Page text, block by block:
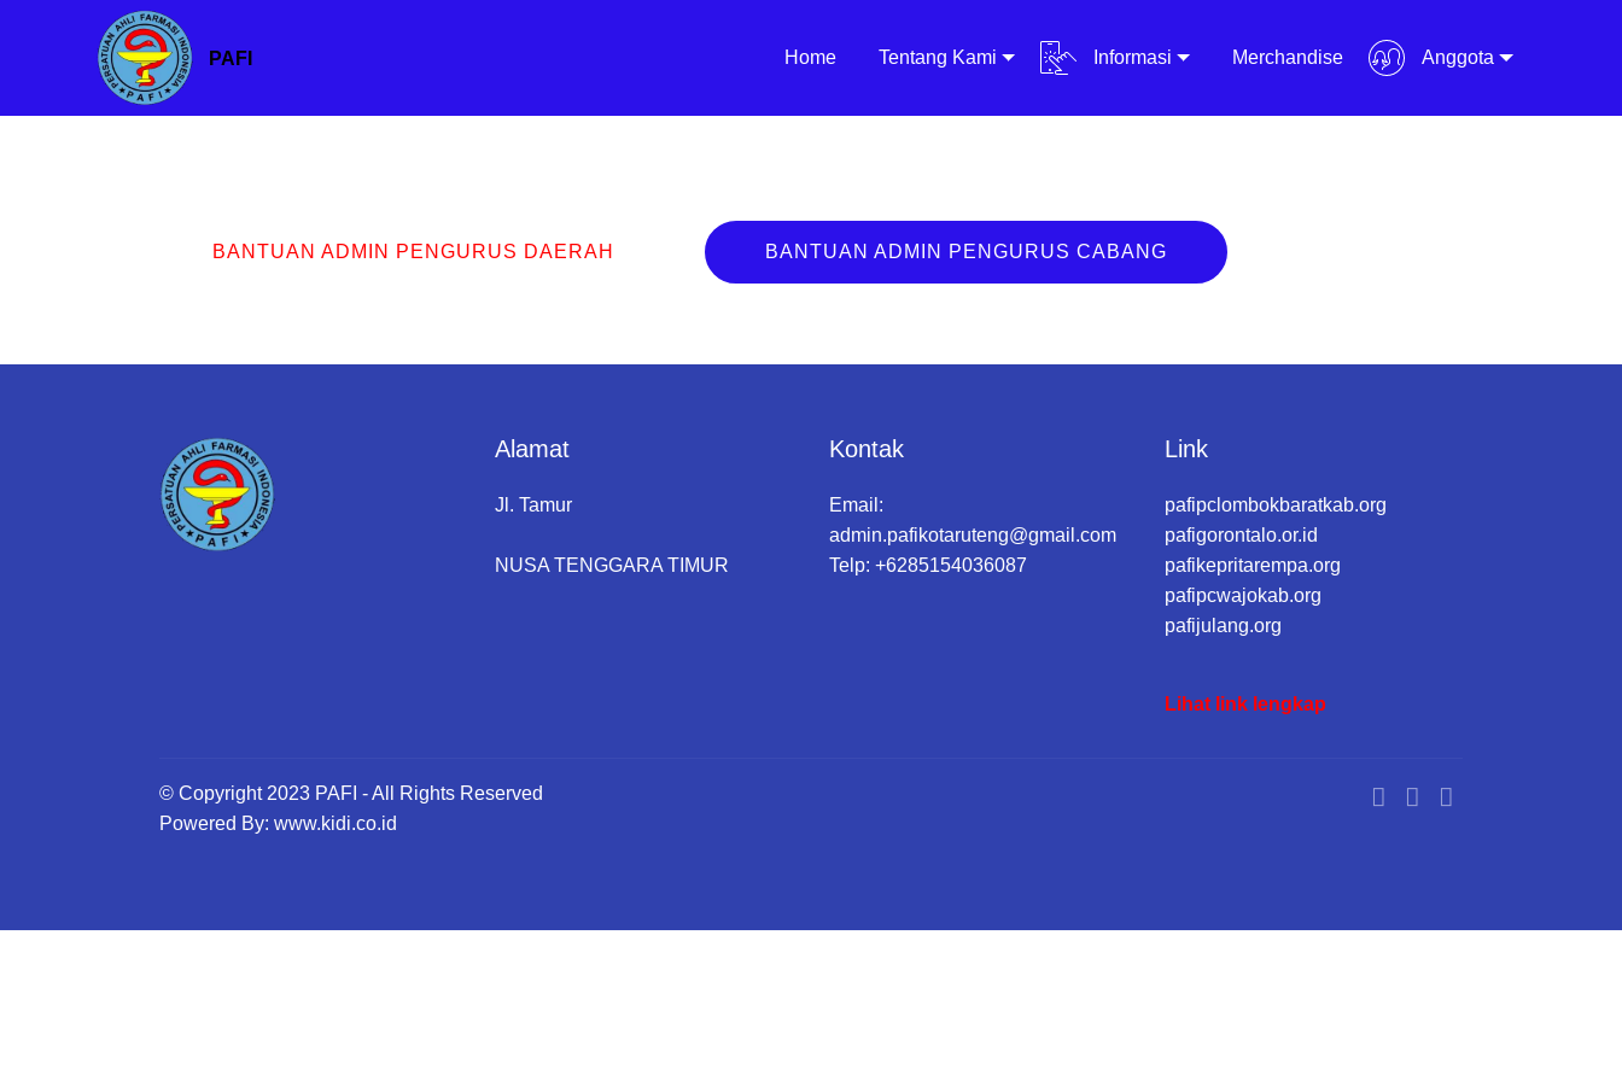
PAFI Home Tentang Kami Informasi Merchandise Anggota
BANTUAN ADMIN PENGURUS DAERAH BANTUAN ADMIN PENGURUS CABANG
Alamat
Jl. Tamur
NUSA TENGGARA TIMUR
Kontak
Email:
admin.pafikotaruteng@gmail.com
Telp: +6285154036087
Link
pafipclombokbaratkab.org
pafigorontalo.or.id
pafikepritarempa.org
pafipcwajokab.org
pafijulang.org
Lihat link lengkap
© Copyright 2023 PAFI - All Rights Reserved
Powered By: www.kidi.co.id